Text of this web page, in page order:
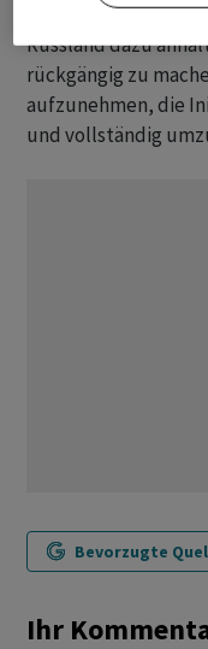
"Alle
Russland dazu
rückgängig zu
aufzunehmen, die
und vollständig
Bevorzugte
Ihr